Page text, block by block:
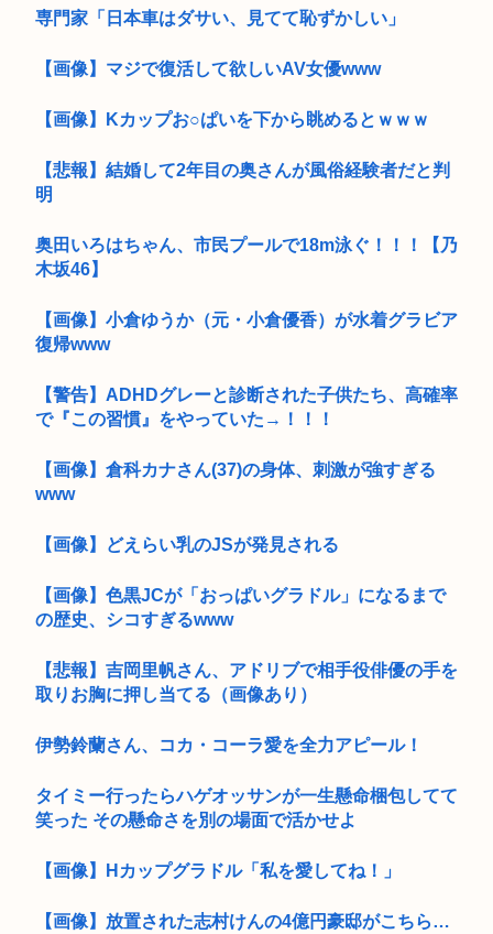
専門家「日本車はダサい、見てて恥ずかしい」
【画像】マジで復活して欲しいAV女優www
【画像】Kカップお○ぱいを下から眺めるとｗｗｗ
【悲報】結婚して2年目の奥さんが風俗経験者だと判
明
奥田いろはちゃん、市民プールで18m泳ぐ！！！【乃
木坂46】
【画像】小倉ゆうか（元・小倉優香）が水着グラビア
復帰www
【警告】ADHDグレーと診断された子供たち、高確率
で『この習慣』をやっていた→！！！
【画像】倉科カナさん(37)の身体、刺激が強すぎる
www
【画像】どえらい乳のJSが発見される
【画像】色黒JCが「おっぱいグラドル」になるまで
の歴史、シコすぎるwww
【悲報】吉岡里帆さん、アドリブで相手役俳優の手を
取りお胸に押し当てる（画像あり）
伊勢鈴蘭さん、コカ・コーラ愛を全力アピール！
タイミー行ったらハゲオッサンが一生懸命梱包してて
笑った その懸命さを別の場面で活かせよ
【画像】Hカップグラドル「私を愛してね！」
【画像】放置された志村けんの4億円豪邸がこちら…